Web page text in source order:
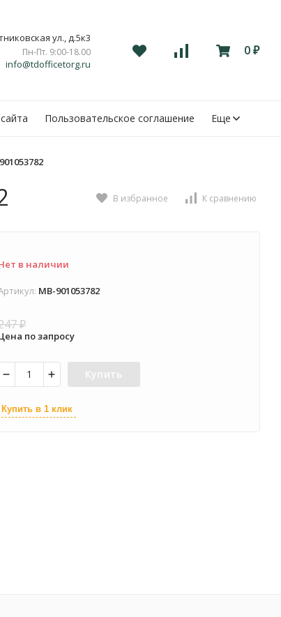
ул., д.5к3
Пн-Пт. 9:00-18.00
info@tdofficetorg.ru
0 ₽
Пользовательское соглашение Еще
В избранное К сравнению
в наличии
MB-901053782
₽
по запросу
Купить
Купить в 1 клик